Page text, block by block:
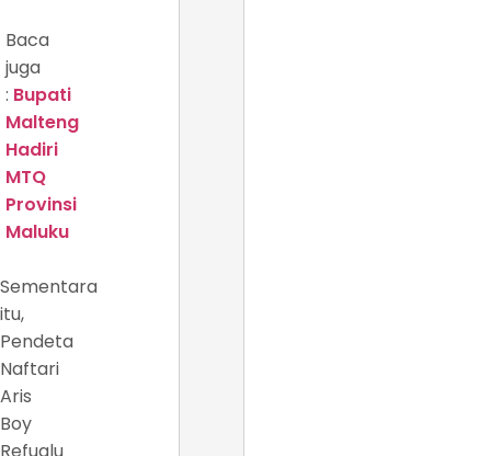
Baca
juga
: Bupati
Malteng
Hadiri
MTQ
Provinsi
Maluku
Sementara
itu,
Pendeta
Naftari
Aris
Boy
Refualu